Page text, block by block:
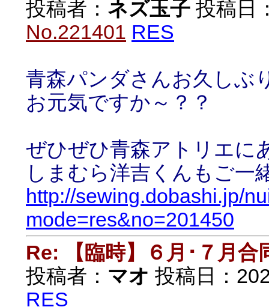
投稿者： ネズ玉子 投稿日
No.221401 RES
青森パンダさんお久しぶ
お元気ですか～？？
ぜひぜひ青森アトリエに
しまむら洋吉くんもご一
http://sewing.dobashi.jp/
mode=res&no=201450
Re: 【臨時】６月･７月
投稿者： マオ 投稿日：
RES